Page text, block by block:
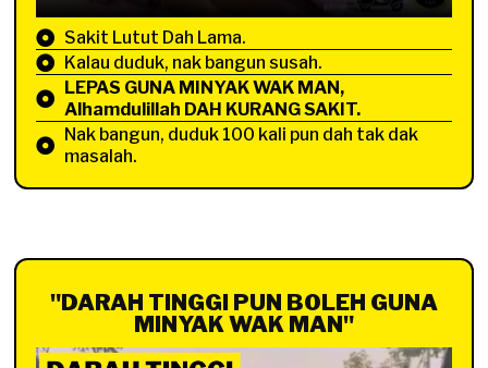
Sakit Lutut Dah Lama.
Kalau duduk, nak bangun susah.
LEPAS GUNA MINYAK WAK MAN,
Alhamdulillah DAH KURANG SAKIT.
Nak bangun, duduk 100 kali pun dah tak dak
masalah.
"DARAH TINGGI PUN BOLEH GUNA
MINYAK WAK MAN"